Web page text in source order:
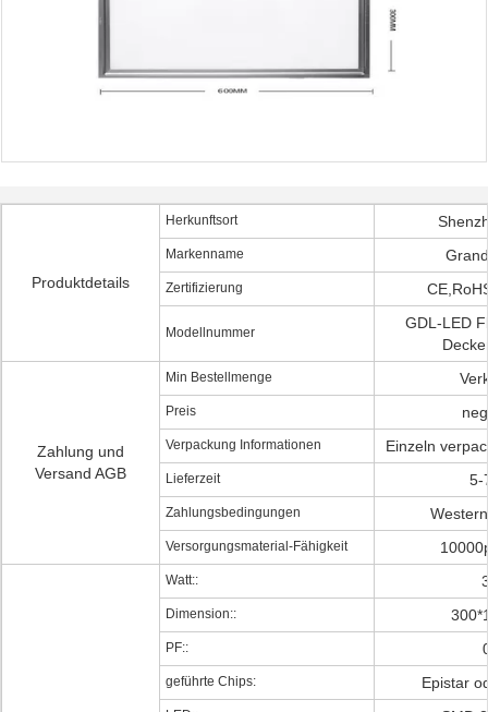
Produktdetails
Herkunftsort
Markenname
Zertifizierung
Modellnummer
GDL-LED
Zahlung und
Versand AGB
Min Bestellmenge
Preis
Verpackung Informationen Einzeln
Lieferzeit 5-
Zahlungsbedingungen
Versorgungsmaterial-Fähigkeit
Watt::
Dimension::
PF::
geführte Chips: Epistar